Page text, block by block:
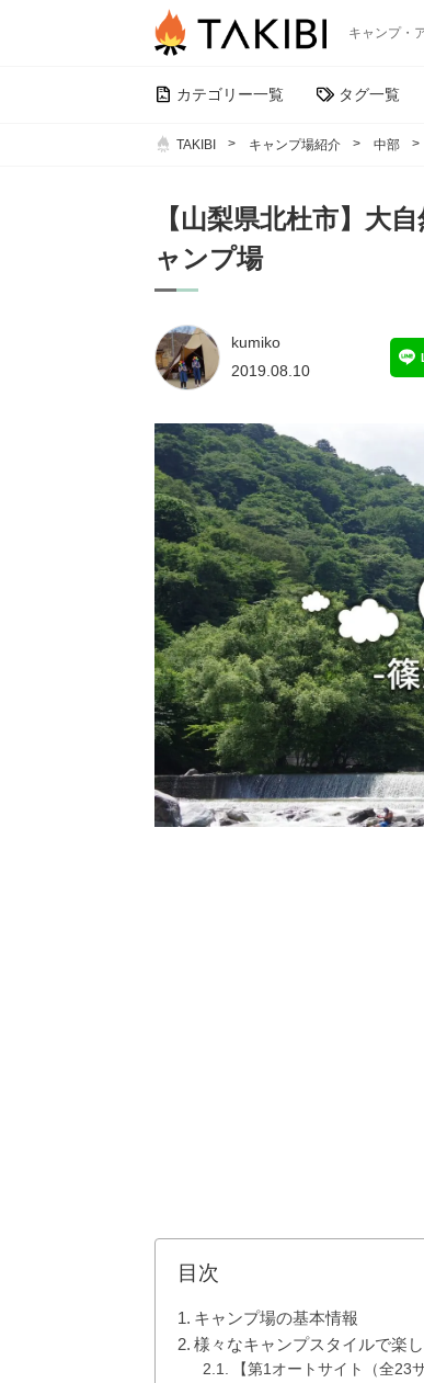
キャンプ・
カテゴリー一覧 タグ一覧
TAKIBI キャンプ場紹介 中部
【山梨県北杜市】大
ャンプ場
kumiko
2019.08.10
目次
キャンプ場の基本情報
様々なキャンプスタイルで楽
【第1オートサイト（全23